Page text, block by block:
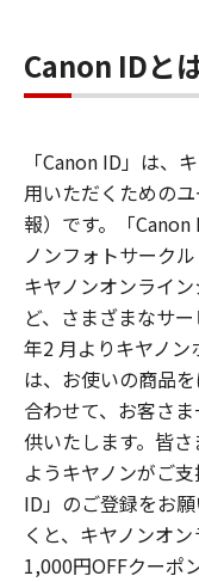
Canon IDと
「Canon ID」は、
用いただくための
報）です。「
ノンフォトサーク
キヤノンオンライ
ど、さまざまなサ
年2 月よりキヤノ
は、お使いの商品
合わせて、お客さ
供いたします。皆
ようキヤノンがご
ID」のご登録をお
くと、キヤノンオ
1,000円OFFクーポ